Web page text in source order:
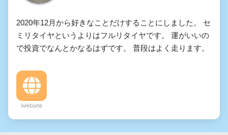
2020年12月から好きなことだけすることにしました。 セ
ミリタイヤというよりはフルリタイヤです。 運がいいの
で投資でなんとかなるはずです。 普段はよく走ります。
Website